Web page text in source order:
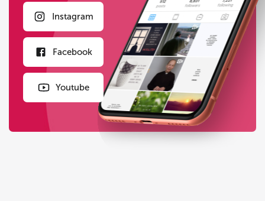
Instagram
Facebook
Youtube